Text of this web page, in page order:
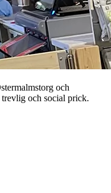
och
trevlig och social prick.